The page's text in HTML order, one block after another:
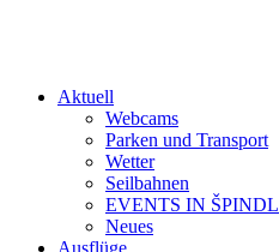
Aktuell
Webcams
Parken und Transport
Wetter
Seilbahnen
EVENTS IN ŠPINDL
Neues
Ausflüge